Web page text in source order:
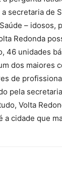
a secretaria de
– idosos,
Redonda
46 unidades
dos maiores
de
pela
Volta
a cidade que